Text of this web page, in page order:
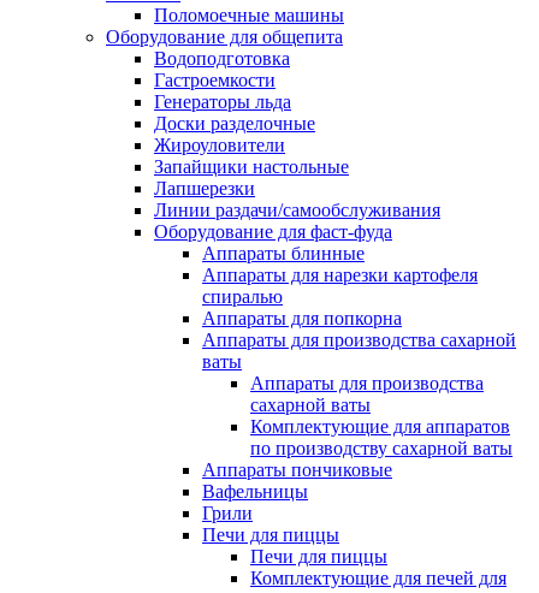
Поломоечные машины
Оборудование для общепита
Водоподготовка
Гастроемкости
Генераторы льда
Доски разделочные
Жироуловители
Запайщики настольные
Лапшерезки
Линии раздачи/самообслуживания
Оборудование для фаст-фуда
Аппараты блинные
Аппараты для нарезки картофеля
спиралью
Аппараты для попкорна
Аппараты для производства сахарной
ваты
Аппараты для производства
сахарной ваты
Комплектующие для аппаратов
по производству сахарной ваты
Аппараты пончиковые
Вафельницы
Грили
Печи для пиццы
Печи для пиццы
Комплектующие для печей для